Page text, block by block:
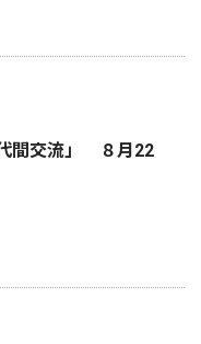
間交流」 ８月22